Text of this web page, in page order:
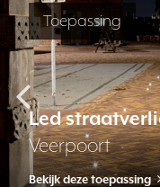
Toepassing
Led
Veerpoort
Bekijk deze toepassing